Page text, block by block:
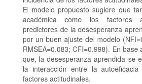
El modelo propuesto sugiere que
académica como los factores
predictores de la desesperanza
por un buen ajuste del modelo
RMSEA=0.083; CFI=0.998). En base
que, la desesperanza aprendida se
la interacción entre la
factores actitudinales.